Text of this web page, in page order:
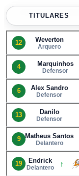
TITULARES
12 Weverton
Arquero
4 Marquinhos
Defensor
6 Alex Sandro
Defensor
13 Danilo
Defensor
9 Matheus Santos
Delantero
19 Endrick
Delantero ↑